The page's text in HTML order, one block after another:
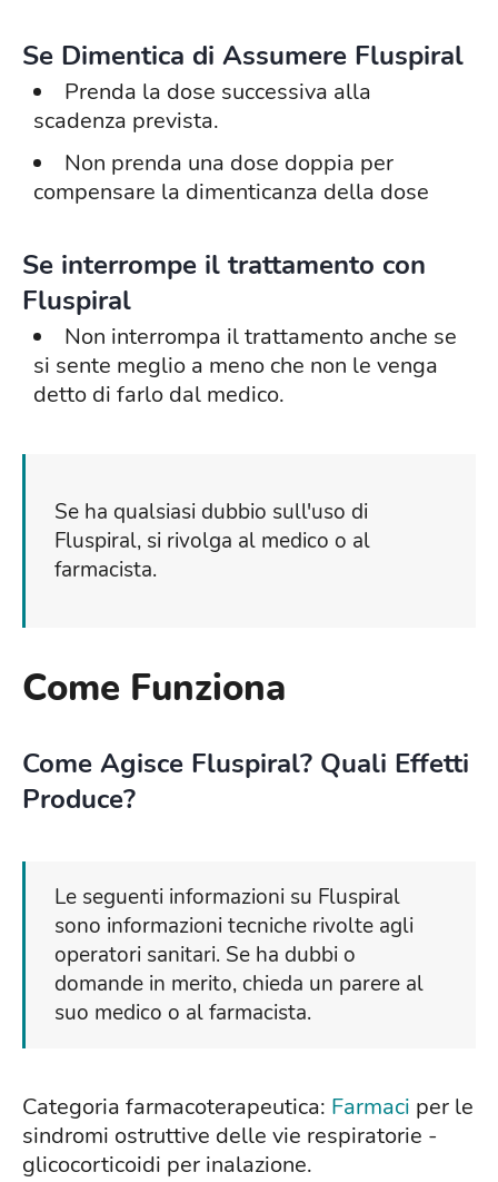
Se Dimentica di Assumere Fluspiral
Prenda la dose successiva alla
scadenza prevista.
Non prenda una dose doppia per
compensare la dimenticanza della dose
Se interrompe il trattamento con
Fluspiral
Non interrompa il trattamento anche se
si sente meglio a meno che non le venga
detto di farlo dal medico.
Se ha qualsiasi dubbio sull'uso di
Fluspiral, si rivolga al medico o al
farmacista.
Come Funziona
Come Agisce Fluspiral? Quali Effetti
Produce?
Le seguenti informazioni su Fluspiral
sono informazioni tecniche rivolte agli
operatori sanitari. Se ha dubbi o
domande in merito, chieda un parere al
suo medico o al farmacista.
Categoria farmacoterapeutica: Farmaci per le
sindromi ostruttive delle vie respiratorie -
glicocorticoidi per inalazione.